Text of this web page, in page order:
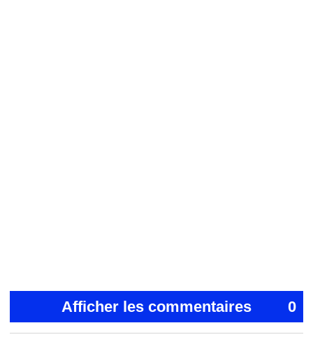
Afficher les commentaires 0